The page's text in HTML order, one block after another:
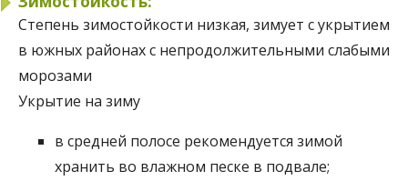
Степень зимостойкости низкая, зимует с укрытием
в южных районах с непродолжительными слабыми
морозами
Укрытие на зиму
в средней полосе рекомендуется зимой
хранить во влажном песке в подвале;